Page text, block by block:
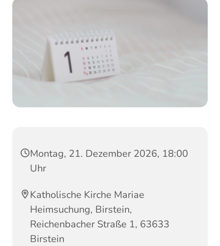
Montag, 21. Dezember 2026, 18:00
Uhr
Katholische Kirche Mariae
Heimsuchung, Birstein,
Reichenbacher Straße 1, 63633
Birstein